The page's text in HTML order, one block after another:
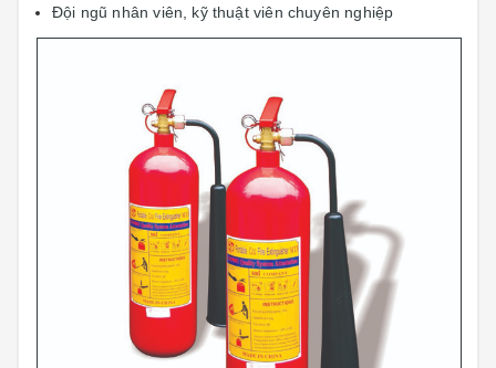
Đội ngũ nhân viên, kỹ thuật viên chuyên nghiệp